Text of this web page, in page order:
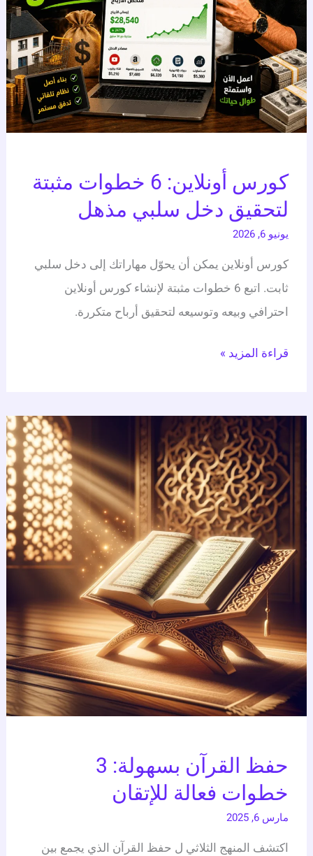
كورس أونلاين: 6 خطوات مثبتة
لتحقيق دخل سلبي مذهل
يونيو 6, 2026
كورس أونلاين يمكن أن يحوّل مهاراتك إلى دخل سلبي
ثابت. اتبع 6 خطوات مثبتة لإنشاء كورس أونلاين
احترافي وبيعه وتوسيعه لتحقيق أرباح متكررة.
مذهل
قراءة المزيد »
حفظ القرآن بسهولة: 3
خطوات فعالة للإتقان
مارس 6, 2025
اكتشف المنهج الثلاثي ل حفظ القرآن الذي يجمع بين
حفظ
القرآن
بسهولة:
خطوات
فعالة
للإتقان